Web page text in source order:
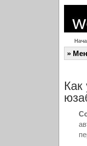
»
Как